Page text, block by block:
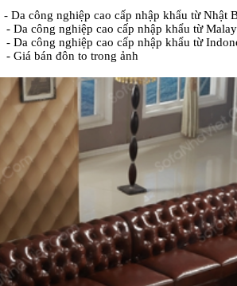
- Da công nghiệp cao cấp nhập khẩu từ Nhật
- Da công nghiệp cao cấp nhập khẩu từ
- Da công nghiệp cao cấp nhập khẩu từ
- Giá bán đôn to trong ảnh